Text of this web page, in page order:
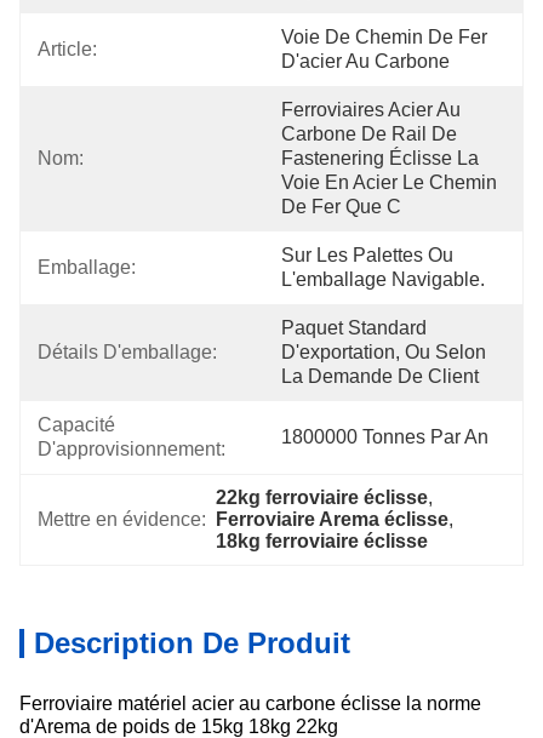
Article:
Voie De Chemin De Fer
D'acier Au Carbone
Nom:
Ferroviaires Acier Au
Carbone De Rail De
Fastenering Éclisse La
Voie En Acier Le Chemin
De Fer Que C
Emballage:
Sur Les Palettes Ou
L'emballage Navigable.
Détails D'emballage:
Paquet Standard
D'exportation, Ou Selon
La Demande De Client
Capacité
D'approvisionnement:
1800000 Tonnes Par An
Mettre en évidence:
22kg ferroviaire éclisse,
Ferroviaire Arema éclisse,
18kg ferroviaire éclisse
Description De Produit
Ferroviaire matériel acier au carbone éclisse la norme
d'Arema de poids de 15kg 18kg 22kg